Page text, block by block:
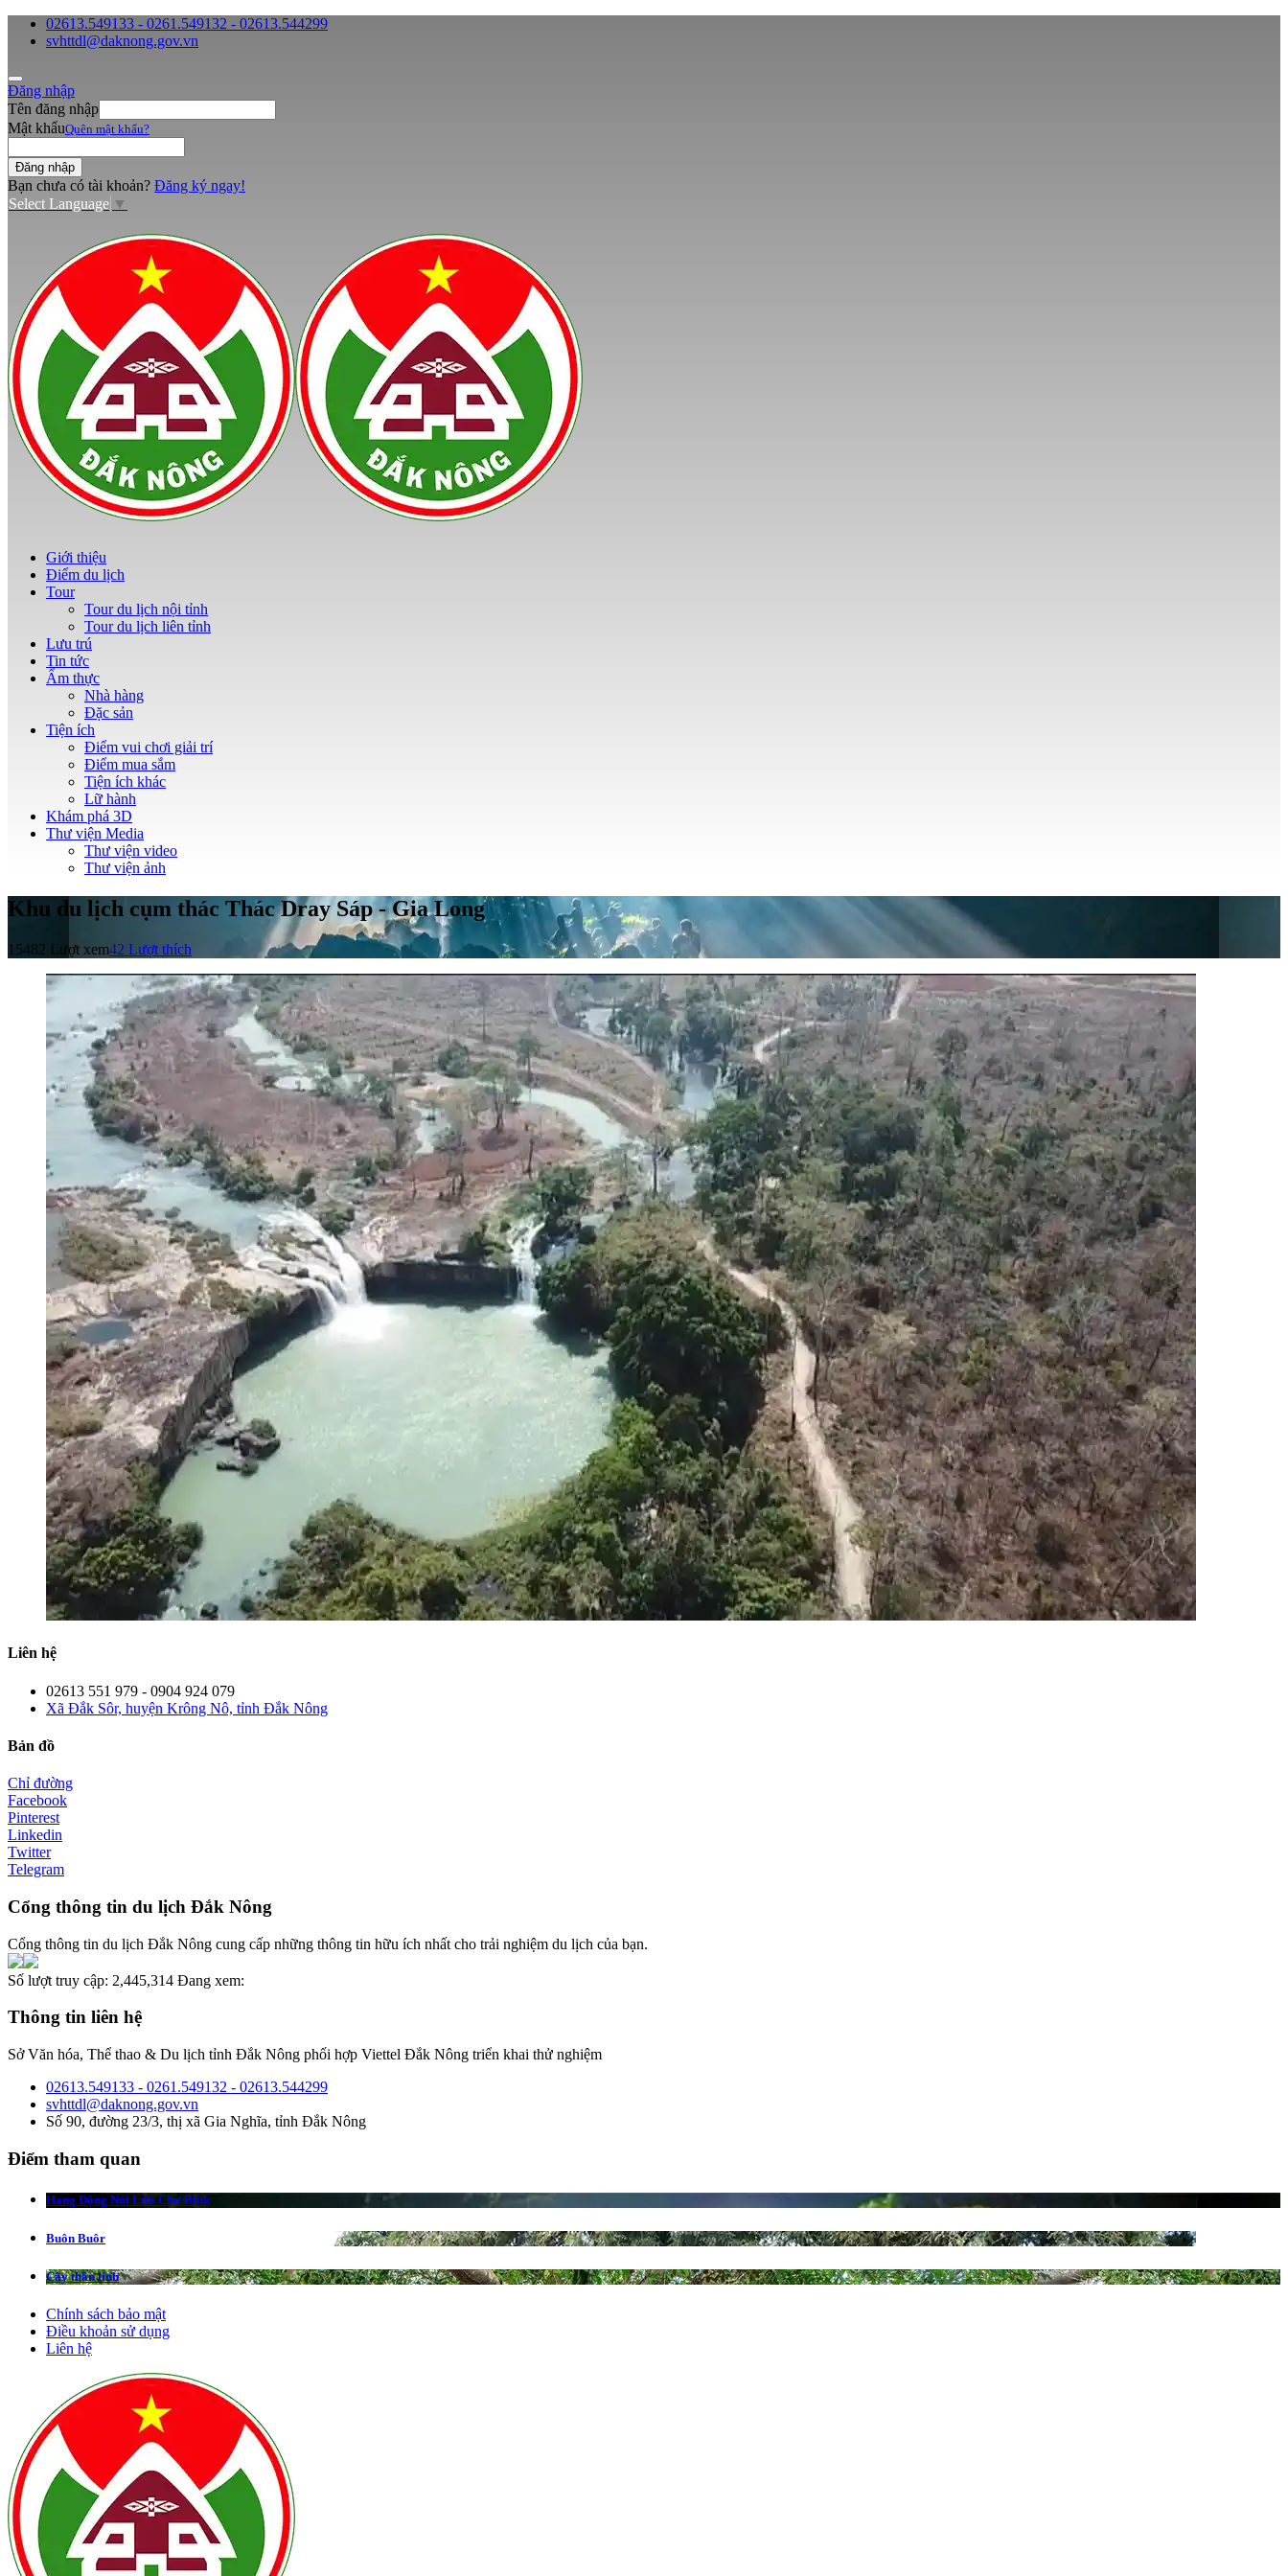
02613.549133 - 0261.549132 - 02613.544299
svhttdl@daknong.gov.vn
Đăng nhập
Tên đăng nhập
Mật khẩuQuên mật khẩu?
Bạn chưa có tài khoản? Đăng ký ngay!
Select Language ▼
Giới thiệu
Điểm du lịch
Tour
Tour du lịch nội tỉnh
Tour du lịch liên tỉnh
Lưu trú
Tin tức
Ẩm thực
Nhà hàng
Đặc sản
Tiện ích
Điểm vui chơi giải trí
Điểm mua sắm
Tiện ích khác
Lữ hành
Khám phá 3D
Thư viện Media
Thư viện video
Thư viện ảnh
Khu du lịch cụm thác Thác Dray Sáp - Gia Long
15482 Lượt xem42 Lượt thích
Liên hệ
02613 551 979 - 0904 924 079
Xã Đắk Sôr, huyện Krông Nô, tỉnh Đắk Nông
Bản đồ
Chỉ đường
Facebook
Pinterest
Linkedin
Twitter
Telegram
Cổng thông tin du lịch Đắk Nông
Cổng thông tin du lịch Đắk Nông cung cấp những thông tin hữu ích nhất cho trải nghiệm du lịch của bạn.
Số lượt truy cập: 2,445,314 Đang xem:
Thông tin liên hệ
Sở Văn hóa, Thể thao & Du lịch tỉnh Đắk Nông phối hợp Viettel Đắk Nông triển khai thử nghiệm
02613.549133 - 0261.549132 - 02613.544299
svhttdl@daknong.gov.vn
Số 90, đường 23/3, thị xã Gia Nghĩa, tỉnh Đắk Nông
Điểm tham quan
Hang Động Núi Lửa Chư Bluk
Buôn Buôr
Cây thần linh
Chính sách bảo mật
Điều khoản sử dụng
Liên hệ